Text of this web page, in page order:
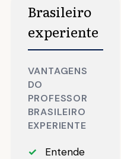
Brasileiro
experiente
VANTAGENS
DO
PROFESSOR
BRASILEIRO
EXPERIENTE
✓
Entende